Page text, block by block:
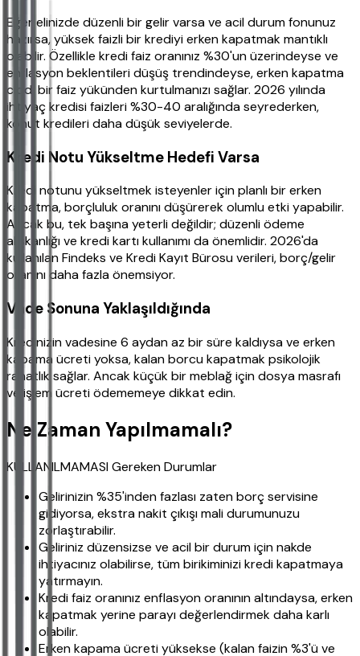
Eğer elinizde düzenli bir gelir varsa ve acil durum fonunuz
hazırsa, yüksek faizli bir krediyi erken kapatmak mantıklı
olabilir. Özellikle kredi faiz oranınız %30'un üzerindeyse ve
enflasyon beklentileri düşüş trendindeyse, erken kapatma
ciddi bir faiz yükünden kurtulmanızı sağlar. 2026 yılında
ihtiyaç kredisi faizleri %30-40 aralığında seyrederken,
konut kredileri daha düşük seviyelerde.
Kredi Notu Yükseltme Hedefi Varsa
Kredi notunu yükseltmek isteyenler için planlı bir erken
kapatma, borçluluk oranını düşürerek olumlu etki yapabilir.
Ancak bu, tek başına yeterli değildir; düzenli ödeme
alışkanlığı ve kredi kartı kullanımı da önemlidir. 2026'da
kullanılan Findeks ve Kredi Kayıt Bürosu verileri, borç/gelir
oranını daha fazla önemsiyor.
Vade Sonuna Yaklaşıldığında
Kredinizin vadesine 6 aydan az bir süre kaldıysa ve erken
kapama ücreti yoksa, kalan borcu kapatmak psikolojik
rahatlık sağlar. Ancak küçük bir meblağ için dosya masrafı
ve işlem ücreti ödememeye dikkat edin.
Ne Zaman Yapılmamalı?
KULLANILMAMASI Gereken Durumlar
Gelirinizin %35'inden fazlası zaten borç servisine
gidiyorsa, ekstra nakit çıkışı mali durumunuzu
zorlaştırabilir.
Geliriniz düzensizse ve acil bir durum için nakde
ihtiyacınız olabilirse, tüm birikiminizi kredi kapatmaya
yatırmayın.
Kredi faiz oranınız enflasyon oranının altındaysa, erken
kapatmak yerine parayı değerlendirmek daha karlı
olabilir.
Erken kapama ücreti yüksekse (kalan faizin %3'ü ve